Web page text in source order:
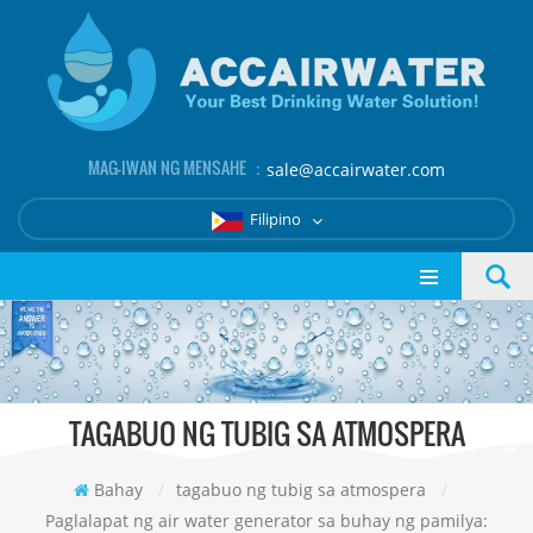
MAG-IWAN NG MENSAHE ： sale@accairwater.com
Filipino
TAGABUO NG TUBIG SA ATMOSPERA
Bahay / tagabuo ng tubig sa atmospera
/
Paglalapat ng air water generator sa buhay ng pamilya: